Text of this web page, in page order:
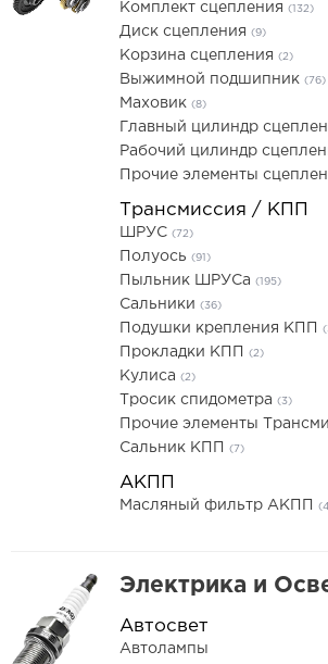
Комплект сцепления (132)
Диск сцепления (9)
Корзина сцепления (2)
Выжимной подшипник (76)
Маховик (8)
Главный цилиндр
Рабочий цилиндр
Прочие элементы
Трансмиссия / КПП
ШРУС (72)
Полуось (91)
Пыльник ШРУСа (195)
Сальники (36)
Подушки крепления КПП
Прокладки КПП (2)
Кулиса (2)
Тросик спидометра (3)
Прочие элементы
Сальник КПП (7)
АКПП
Масляный фильтр АКПП
Электрика и
Автосвет
Автолампы